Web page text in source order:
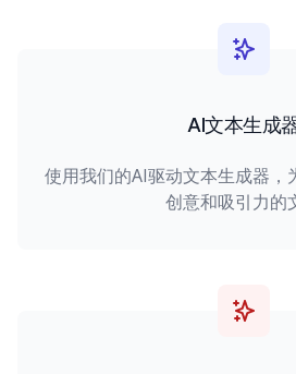
AI文本生成
使用我们的AI驱动文本生成器，
创意和吸引力的